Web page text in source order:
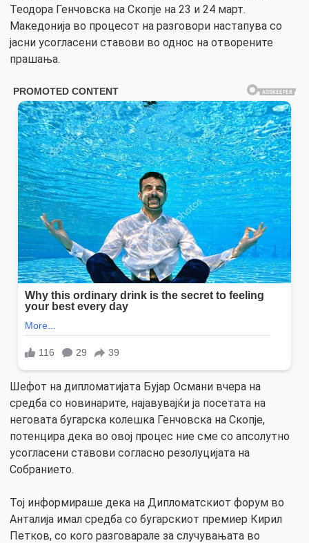
Теодора Генчовска на Скопје на 23 и 24 март.
Македонија во процесот на разговори настапува со
јасни усогласени ставови во однос на отворените
прашања.
Шефот на дипломатијата Бујар Османи вчера на
средба со новинарите, најавувајќи ја посетата на
неговата бугарска колешка Генчовска на Скопје,
потенцира дека во овој процес ние сме со апсолутно
усогласени ставови согласно резолуцијата на
Собранието.
Тој информираше дека на Дипломатскиот форум во
Анталија имал средба со бугарскиот премиер Кирил
Петков, со кого разговарале за случувањата во